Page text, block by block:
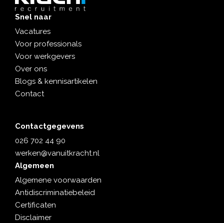
Snel naar
Vacatures
Voor professionals
Voor werkgevers
Over ons
Blogs & kennisartikelen
Contact
Contactgegevens
026 702 44 90
werken@vanuitkracht.nl
Algemeen
Algemene voorwaarden
Antidiscriminatiebeleid
Certificaten
Disclaimer